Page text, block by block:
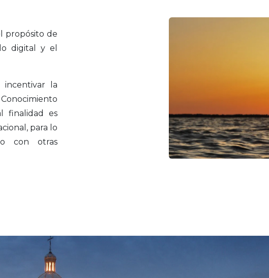
propósito de
digital y el
incentivar la
finalidad es
para lo
con otras